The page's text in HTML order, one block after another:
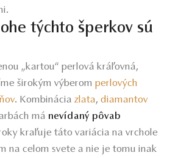
týchto šperkov sú
„kartou“ perlová kráľovná,
širokým výberomperlových
.Kombinácia zlata,diamantov
má nevídaný pôvab
kraľuje táto variácia na vrchole
na celom svete a nie je tomu inak